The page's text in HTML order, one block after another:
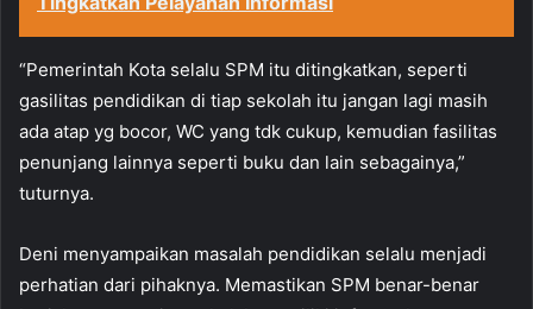
“Pemerintah Kota selalu SPM itu ditingkatkan, seperti
gasilitas pendidikan di tiap sekolah itu jangan lagi masih
ada atap yg bocor, WC yang tdk cukup, kemudian fasilitas
penunjang lainnya seperti buku dan lain sebagainya,”
tuturnya.
Deni menyampaikan masalah pendidikan selalu menjadi
perhatian dari pihaknya. Memastikan SPM benar-benar